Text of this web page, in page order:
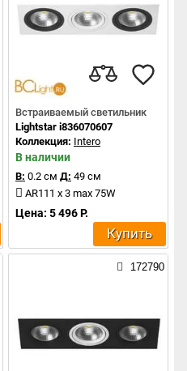
Встраиваемый светильник
Lightstar i836070607
Коллекция: Intero
В наличии
В: 0.2 см Д: 49 см
AR111 x 3 max 75W
Цена: 5 496 Р.
Купить
172790